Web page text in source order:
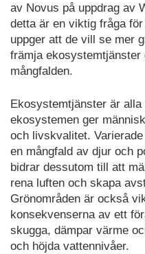
av Novus på uppdrag av
detta är en viktig fråga
uppger att de vill se mer
främja ekosystemtjänster
mångfalden.
Ekosystemtjänster är
ekosystemen ger
och livskvalitet. Varierade
en mångfald av djur och
bidrar dessutom till att
rena luften och skapa
Grönområden är också
konsekvenserna av ett
skugga, dämpar värme
och höjda vattennivåer.